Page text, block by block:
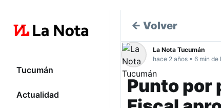
Tucumán
Actualidad
← Volver
La Nota Tucumán
hace 2 años • 6 min de
Punto por